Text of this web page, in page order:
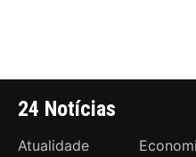
24 Notícias
Atualidade